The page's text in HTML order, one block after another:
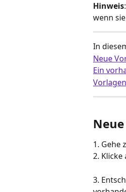
Hinweis
wenn
In
Neue
Ein
1. Gehe
2. Klicke
3.